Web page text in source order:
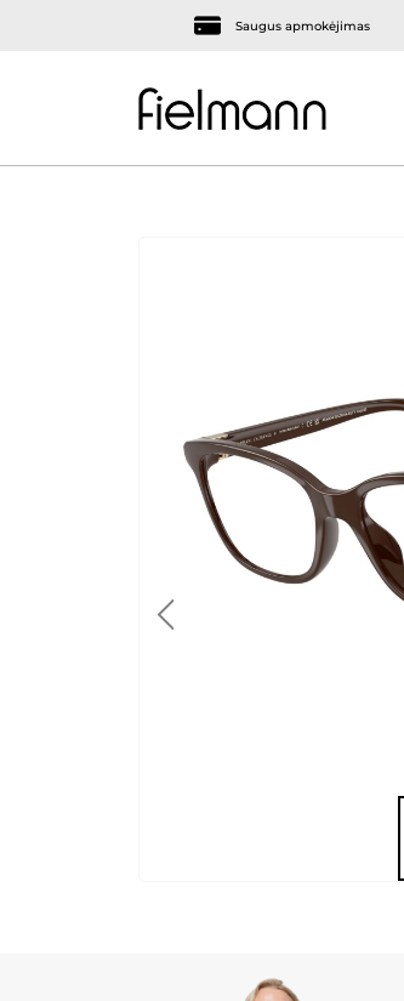
Saugus apmokėjimas